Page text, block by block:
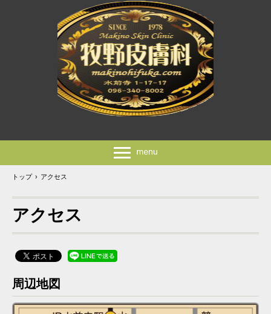
トップ › アクセス
アクセス
周辺地図